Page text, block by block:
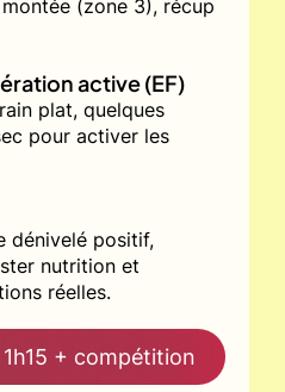
(zone 3), récup
active (EF)
plat, quelques
pour activer les
dénivelé positif,
nutrition et
réelles.
+ compétition